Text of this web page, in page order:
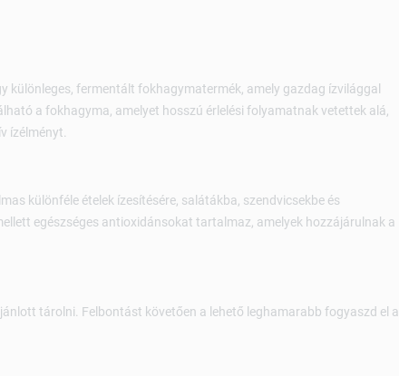
különleges, fermentált fokhagymatermék, amely gazdag ízvilággal
a fokhagyma, amelyet hosszú érlelési folyamatnak vetettek alá,
ízélményt.
különféle ételek ízesítésére, salátákba, szendvicsekbe és
egészséges antioxidánsokat tartalmaz, amelyek hozzájárulnak a
tárolni. Felbontást követően a lehető leghamarabb fogyaszd el a